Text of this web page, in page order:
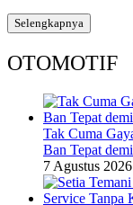
Selengkapnya
OTOMOTIF
Tak Cuma
Ban Tepat
7 Agustus 2026